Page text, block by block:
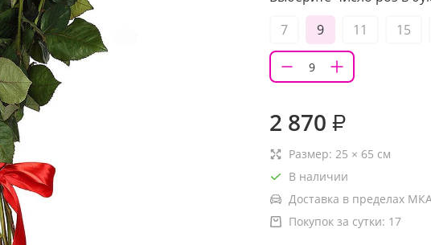
7
9 11 15
2 870 ₽
Размер: 25 × 65 см
В наличии
Доставка в пределах
Покупок за сутки: 17